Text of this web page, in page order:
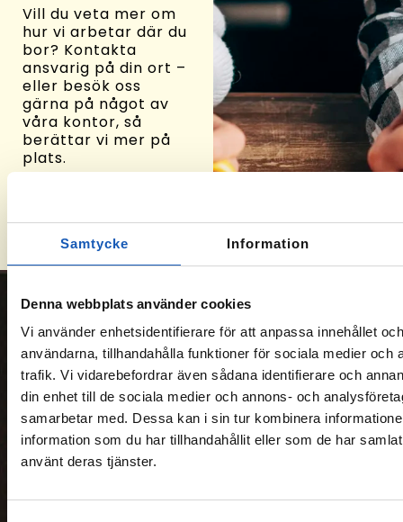
Samtycke Information
Denna webbplats använder cookies
Vi använder enhetsidentifierare för att anpassa innehållet
användarna, tillhandahålla funktioner för sociala medier och
trafik. Vi vidarebefordrar även sådana identifierare och
din enhet till de sociala medier och annons- och
samarbetar med. Dessa kan i sin tur kombinera
information som du har tillhandahållit eller som de har
använt deras tjänster.
Vill du veta mer om
hur vi arbetar där du
bor? Kontakta
ansvarig på din ort –
eller besök oss
gärna på något av
våra kontor, så
berättar vi mer på
plats.
Om oss
På Arbetslivsresurs
hjälper vi människor
att hitta vägar till ny
sysselsättning. Vi
består bl.a. av
arbetsterapeuter,